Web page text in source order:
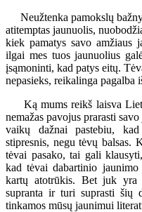
Neužtenka pamokslų
atitemptas jaunuolis,
kiek pamatys savo amžiaus
ilgai mes tuos jaunuolius
įsąmoninti, kad patys eitų.
nepasieks, reikalinga pagalba
Ką mums reikš laisva
nemažas pavojus prarasti
vaikų dažnai pastebiu,
stipresnis, negu tėvų
tėvai pasako, tai gali
kad tėvai dabartinio
kartų atotrūkis. Bet juk
supranta ir turi suprasti šių
tinkamos mūsų jaunimui